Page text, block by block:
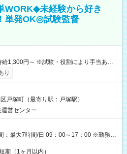
WORK◆未経験から好き
単発OK◎試験監督
1,300円～ ※試験・役割により手当あり
あり 【即給（前払い）オプションあ
合、勤務から1週間ほどで給与の一部を受け
8:30～17:30（休憩1時間） 時給1,300円
＋交通費 ※当日の役割により時給＋100
試験 7:00～13:30（休憩なし） 時給1,300
時間＝日収8,400円＋交通費 【試用期
り
戸塚町（最寄り駅：戸塚駅）
営センター
：最大7時間/日 09：00～17：00 ※勤務時
ります。
期（1ヶ月以内）